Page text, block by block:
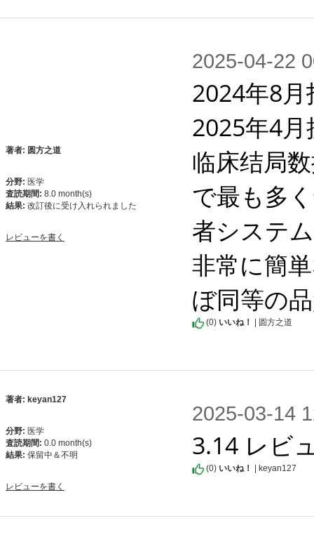
著者: 圆方之道
分野: 医学
査読期間: 8.0 month(s)
結果: 改訂後に受け入れられました
レビューを書く
2025-04-22
2024年8
2025年4
临床结局
で最も多
者システ
非常に簡
ぼ同等の
(0) いいね！ | 圆方之道
著者: keyan127
分野: 医学
査読期間: 0.0 month(s)
結果: 保留中＆不明
レビューを書く
2025-03-14
3.14 レビ
(0) いいね！ | keyan127